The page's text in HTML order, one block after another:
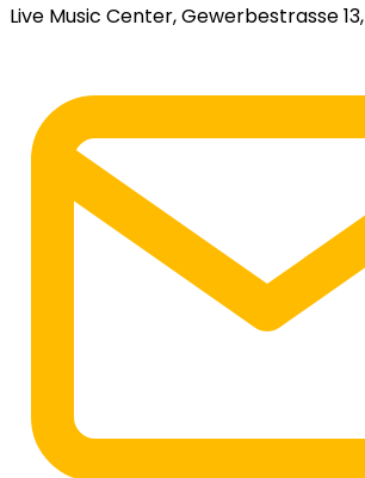
Live Music Center, Gewerbestrasse